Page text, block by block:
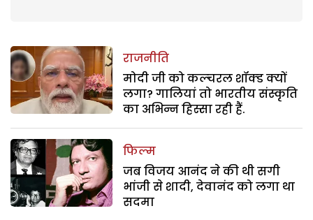
राजनीति
मोदी जी को कल्चरल शॉक्ड क्यों
लगा? गालियां तो भारतीय संस्कृति
का अभिन्न हिस्सा रही हैं.
फिल्म
जब विजय आनंद ने की थी सगी
भांजी से शादी, देवानंद को लगा था
सदमा